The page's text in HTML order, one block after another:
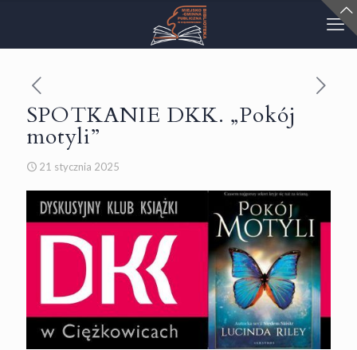
SPOTKANIE DKK. „Pokój
motyli”
21 stycznia 2025